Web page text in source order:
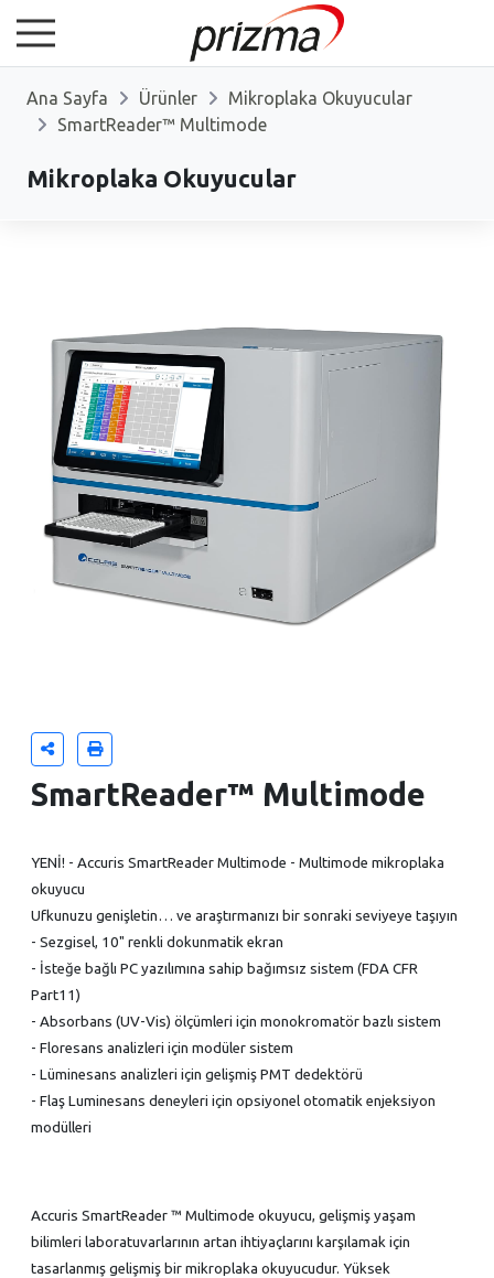
Ana Sayfa Ürünler
Mikroplaka Okuyucular
SmartReader™ Multimode
Mikroplaka Okuyucular
SmartReader™ Multimode
YENİ! - Accuris SmartReader Multimode - Multimode mikroplaka
okuyucu
Ufkunuzu genişletin… ve araştırmanızı bir sonraki seviyeye taşıyın
- Sezgisel, 10" renkli dokunmatik ekran
- İsteğe bağlı PC yazılımına sahip bağımsız sistem (FDA CFR
Part11)
- Absorbans (UV-Vis) ölçümleri için monokromatör bazlı sistem
- Floresans analizleri için modüler sistem
- Lüminesans analizleri için gelişmiş PMT dedektörü
- Flaş Luminesans deneyleri için opsiyonel otomatik enjeksiyon
modülleri
Accuris SmartReader ™ Multimode okuyucu, gelişmiş yaşam
bilimleri laboratuvarlarının artan ihtiyaçlarını karşılamak için
tasarlanmış gelişmiş bir mikroplaka okuyucudur. Yüksek